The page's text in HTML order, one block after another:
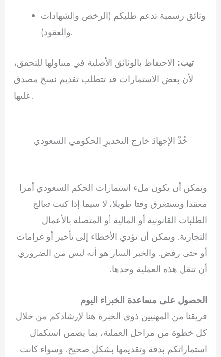
وثائق رسمية تدعم طلبكم (الرخص والشهادات
والعقود).
تيب: الاحتفاظ بالوثائق الأصلية في متناولها للتحقق،
لأن بعض الاستمارات قد تتطلب تقديم نسخ مصدق
عليها.
خُذْ الإجهادَ خارج التخديرِ الحكومي السعودي
ويمكن أن يكون ملء استمارات الحكم السعودي أمرا
معقدا ويستغرق وقتا طويلا، لا سيما إذا كنت تعالج
الطلبات القانونية أو المالية أو المتصلة بالأعمال
التجارية. ويمكن أن تؤدي الأخطاء إلى تأخير أو غرامات
أو حتى رفض. والخبر السار هو أنه ليس من الضروري
أن تنقل هذه العملية وحدها.
الحصول على مساعدة الخبراء اليوم
فريقنا من المهنيين ذوي الخبرة هنا لإرشادكم من خلال
كل خطوة من مراحل العملية، بما يضمن استكمال
استماراتكم بدقة وتقديمها بشكل صحيح. وسواء كانت